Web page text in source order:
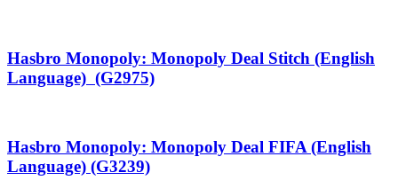
Hasbro Monopoly: Monopoly Deal Stitch (English
Language) (G2975)
Hasbro Monopoly: Monopoly Deal FIFA (English
Language) (G3239)